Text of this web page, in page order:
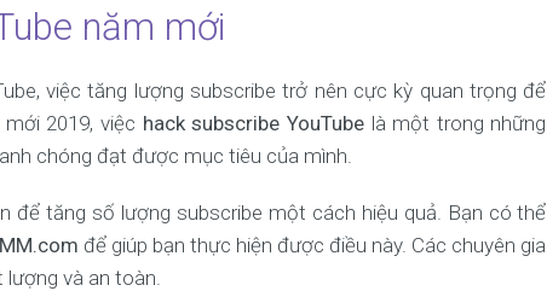
năm mới
việc tăng lượng subscribe trở nên cực kỳ quan trọng để
2019, việc hack subscribe YouTube là một trong những
chóng đạt được mục tiêu của mình.
để tăng số lượng subscribe một cách hiệu quả. Bạn có thể
để giúp bạn thực hiện được điều này. Các chuyên gia
và an toàn.